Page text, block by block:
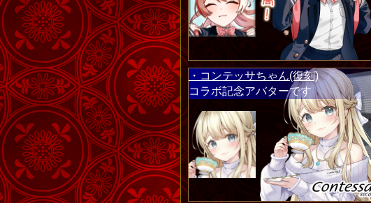
・コンテッサちゃん(復刻)
コラボ記念アバターです